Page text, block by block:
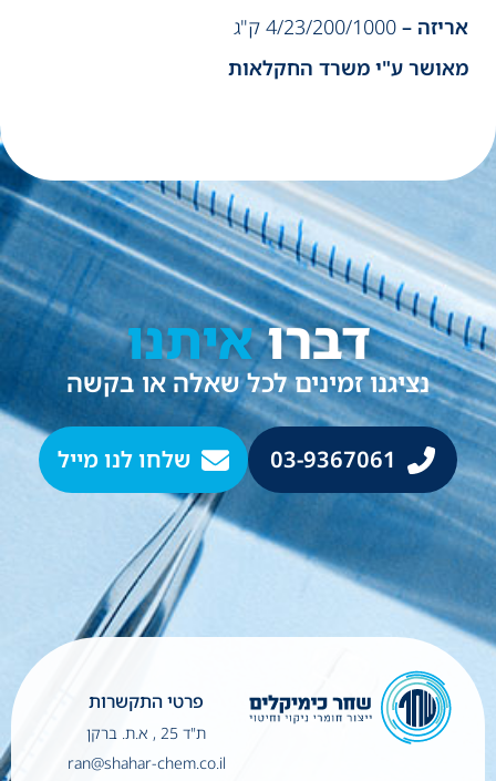
אריזה –
מאושר ע"י משרד החקלאות
דברואיתנו
נציגנו זמינים לכל שאלה או בקשה
03-9367061 שלחו לנו מייל
פרטי התקשרות
ת"ד 25 , א.ת. ברקן
ran@shahar-chem.co.il